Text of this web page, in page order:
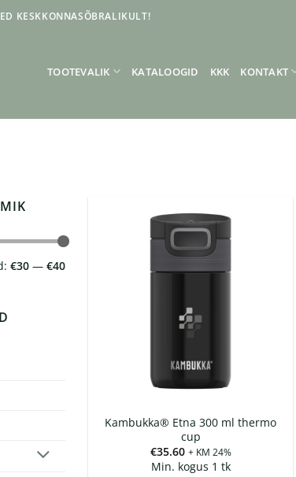
KESKKONNASÕBRALIKULT!
TOOTEVALIK KATALOOGID KKK KONTAKT
€30— €40
Kambukka® Etna 300 ml thermo
cup
€35.60 + KM 24%
Min. kogus 1 tk